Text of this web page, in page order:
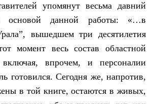
упомянут весьма давний
основой данной работы: «…в
вышедшем три десятилетия
момент весь состав областной
впрочем, и персоналии
готовился. Сегодня же, напротив,
в той книге, остаются в живых,